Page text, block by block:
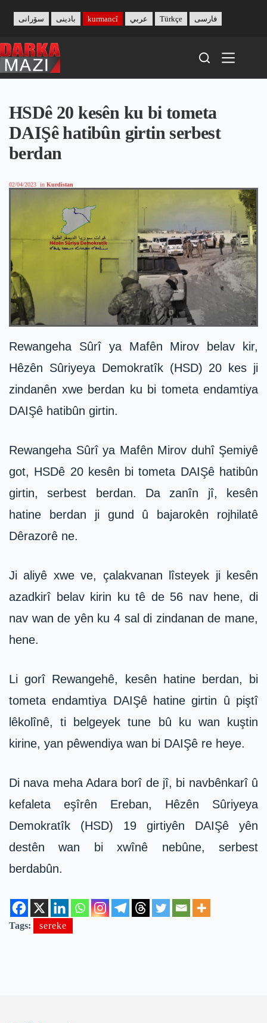
content
بادینی سۆرانی kurmancî عربي Türkçe فارسی
HSDê 20 kesên ku bi tometa
DAIŞê hatibûn girtin serbest
berdan
02/04/2023 in Kurdistan
Rewangeha Sûrî ya Mafên Mirov belav kir,
Hêzên Sûriyeya Demokratîk (HSD) 20 kes ji
zindanên xwe berdan ku bi tometa endamtiya
DAIŞê hatibûn girtin.
Rewangeha Sûrî ya Mafên Mirov duhî Şemiyê
got, HSDê 20 kesên bi tometa DAIŞê hatibûn
girtin, serbest berdan. Da zanîn jî, kesên
hatine berdan ji gund û bajarokên rojhilatê
Dêrazorê ne.
Ji aliyê xwe ve, çalakvanan lîsteyek ji kesên
azadkirî belav kirin ku tê de 56 nav hene, di
nav wan de yên ku 4 sal di zindanan de mane,
hene.
Li gorî Rewangehê, kesên hatine berdan, bi
tometa endamtiya DAIŞê hatine girtin û piştî
lêkolînê, ti belgeyek tune bû ku wan kuştin
kirine, yan pêwendiya wan bi DAIŞê re heye.
Di nava meha Adara borî de jî, bi navbênkarî û
kefaleta eşîrên Ereban, Hêzên Sûriyeya
Demokratîk (HSD) 19 girtiyên DAIŞê yên
destên wan bi xwînê nebûne, serbest
berdabûn.
Tags: sereke